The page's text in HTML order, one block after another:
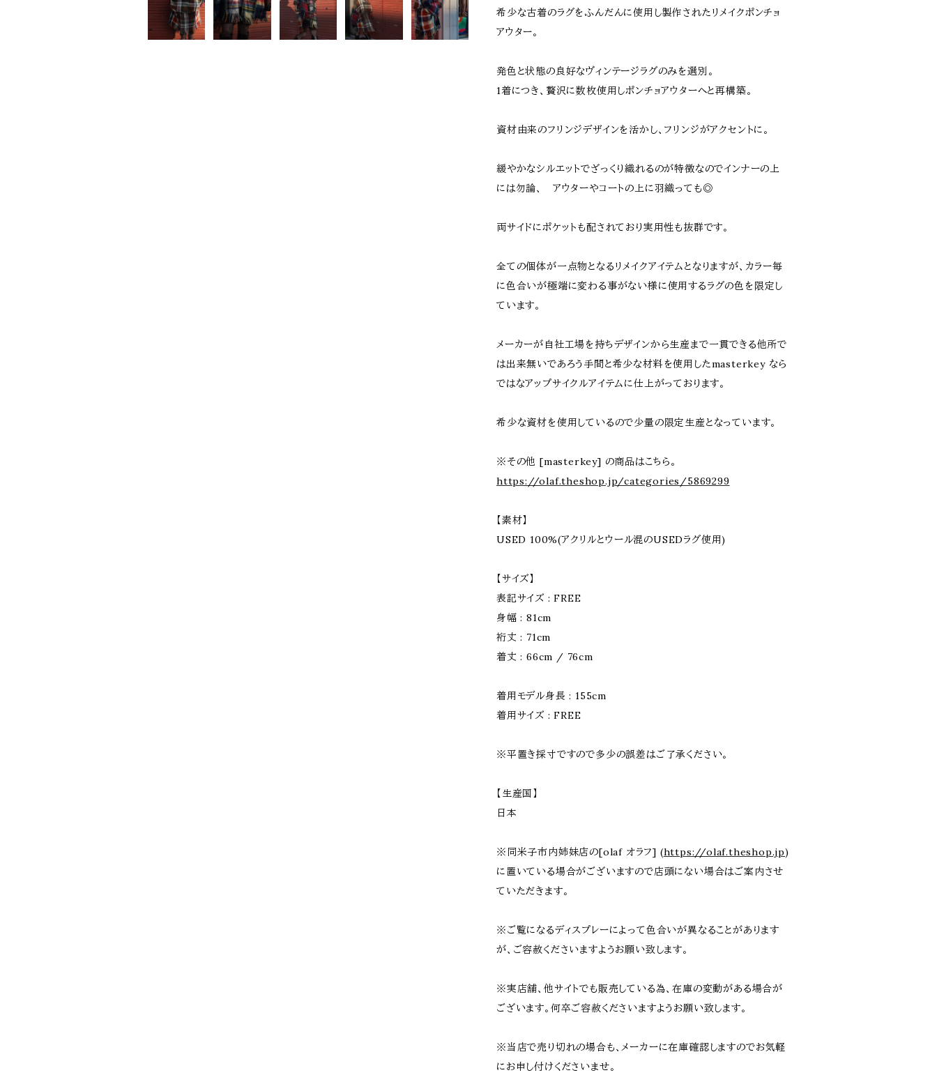
希少な古着のラグをふんだんに使用し製作されたリメイクポンチョ
アウター。
発色と状態の良好なヴィンテージラグのみを選別。
1着につき、贅沢に数枚使用しポンチョアウターへと再構築。
資材由来のフリンジデザインを活かし、フリンジがアクセントに。
緩やかなシルエットでざっくり織れるのが特徴なのでインナーの上
には勿論、 アウターやコートの上に羽織っても◎
両サイドにポケットも配されており実用性も抜群です。
全ての個体が一点物となるリメイクアイテムとなりますが、カラー毎
に色合いが極端に変わる事がない様に使用するラグの色を限定し
ています。
メーカーが自社工場を持ちデザインから生産まで一貫できる他所で
は出来無いであろう手間と希少な材料を使用したmasterkey なら
ではなアップサイクルアイテムに仕上がっております。
希少な資材を使用しているので少量の限定生産となっています。
※その他 [masterkey] の商品はこちら。
https://olaf.theshop.jp/categories/5869299
【素材】
USED 100%(アクリルとウール混のUSEDラグ使用)
【サイズ】
表記サイズ : FREE
身幅 : 81cm
裄丈 : 71cm
着丈 : 66cm / 76cm
着用モデル身長 : 155cm
着用サイズ : FREE
※平置き採寸ですので多少の誤差はご了承ください。
【生産国】
日本
※同米子市内姉妹店の[olaf オラフ] (https://olaf.theshop.jp)
に置いている場合がございますので店頭にない場合はご案内させ
ていただきます。
※ご覧になるディスプレーによって色合いが異なることがあります
が、ご容赦くださいますようお願い致します。
※実店舗、他サイトでも販売している為、在庫の変動がある場合が
ございます。何卒ご容赦くださいますようお願い致します。
※当店で売り切れの場合も、メーカーに在庫確認しますのでお気軽
にお申し付けくださいませ。